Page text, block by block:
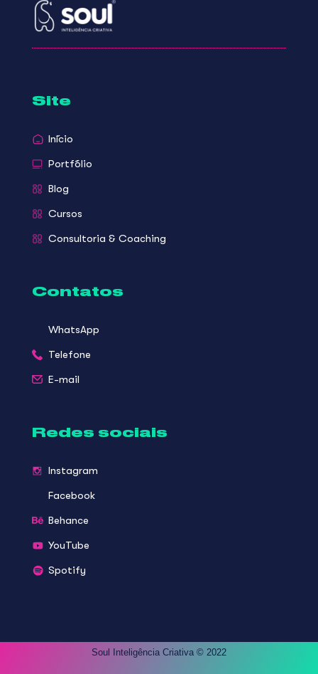
Site
In´ício
Portf´ólio
Blog
Cursos
Consultoria & Coaching
Contatos
WhatsApp
Telefone
E-mail
Redes sociais
Instagram
Facebook
Behance
YouTube
Spotify
Soul Inteligência Criativa © 2022